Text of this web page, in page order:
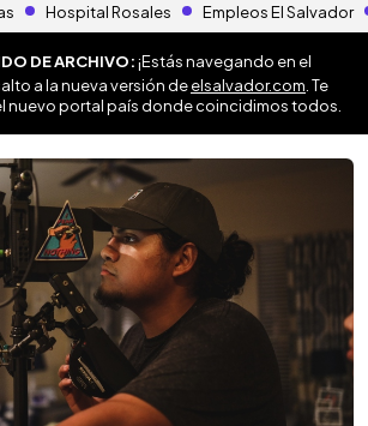
Hospital Rosales Empleos El Salvador
DE ARCHIVO:¡Estás navegando en el
a la nueva versión deelsalvador.com . Te
nuevo portal país donde coincidimos todos.